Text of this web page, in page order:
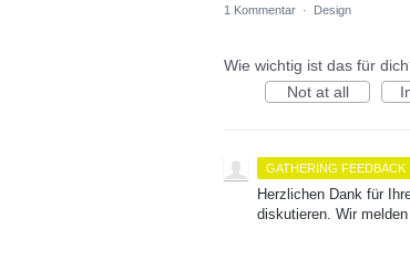
1 Kommentar · Design
Wie wichtig ist das für
Not at all
GATHERING FEEDBACK
Herzlichen Dank für
diskutieren. Wir